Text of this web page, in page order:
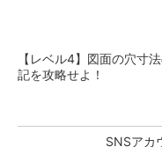
【レベル4】図面の穴寸
記を攻略せよ！
SNSアカ